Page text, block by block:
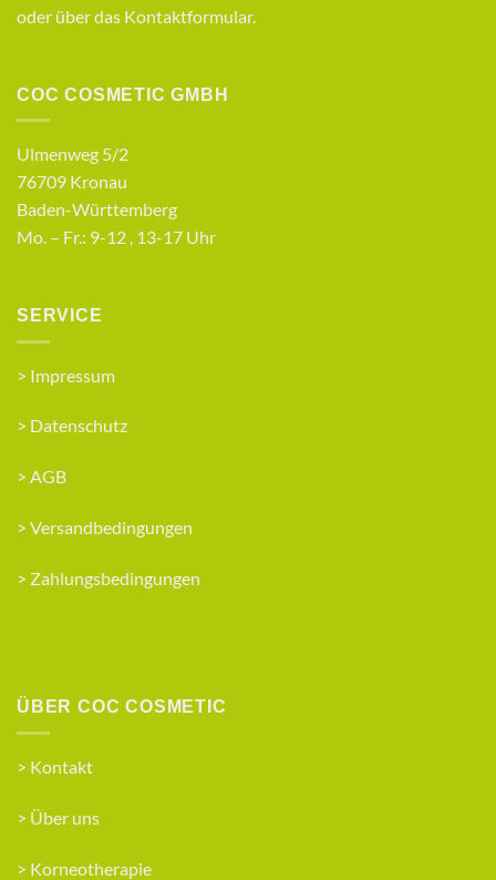
oder über das Kontaktformular.
COC COSMETIC GMBH
Ulmenweg 5/2
76709 Kronau
Baden-Württemberg
Mo. – Fr.: 9-12 , 13-17 Uhr
SERVICE
> Impressum
> Datenschutz
> AGB
> Versandbedingungen
> Zahlungsbedingungen
ÜBER COC COSMETIC
> Kontakt
> Über uns
> Korneotherapie